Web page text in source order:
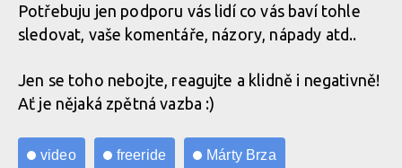
Potřebuju jen podporu vás lidí co vás baví tohle
sledovat, vaše komentáře, názory, nápady atd..
Jen se toho nebojte, reagujte a klidně i negativně!
Ať je nějaká zpětná vazba :)
video freeride Márty Brza